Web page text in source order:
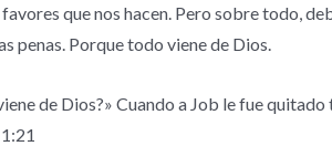
que nos hacen. Pero sobre todo,
penas. Porque todo viene de Dios.
de Dios?» Cuando a Job le fue